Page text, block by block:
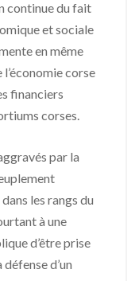
continue du fait
et sociale
en même
corse
financiers
corses.
par la
les rangs du
à une
d’être prise
d’un